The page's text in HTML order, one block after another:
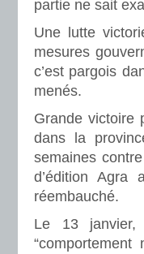
partie ne sait
Une lutte
mesures
c’est pargois
menés.
Grande victoire
dans la
semaines
d’édition
réembauché.
Le 13